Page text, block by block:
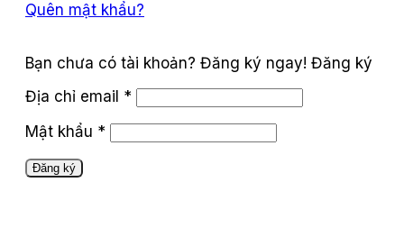
Quên mật khẩu?
Đăng ký
Địa chỉ email *
Mật khẩu *
Đăng ký